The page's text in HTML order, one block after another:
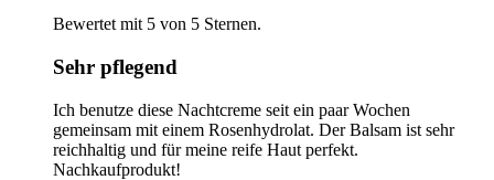
Bewertet mit 5 von 5 Sternen.
Sehr pflegend
Ich benutze diese Nachtcreme seit ein paar Wochen
gemeinsam mit einem Rosenhydrolat. Der Balsam ist sehr
reichhaltig und für meine reife Haut perfekt.
Nachkaufprodukt!